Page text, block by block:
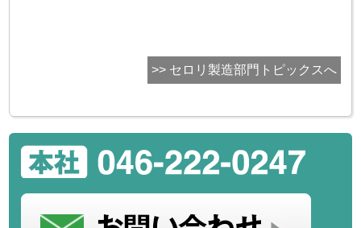
>> セロリ製造部門トピックスへ